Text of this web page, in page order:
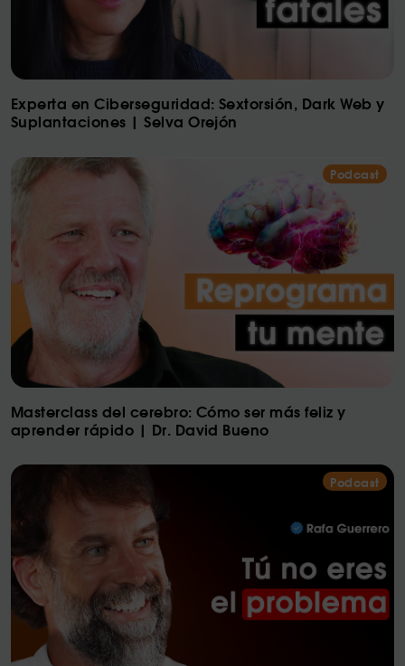
Experta en Ciberseguridad: Sextorsión, Dark Web y
Suplantaciones | Selva Orejón
Podcast
Masterclass del cerebro: Cómo ser más feliz y
aprender rápido | Dr. David Bueno
Podcast